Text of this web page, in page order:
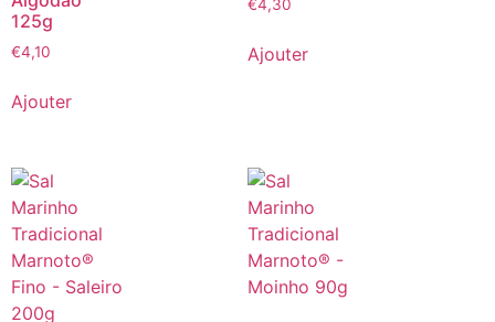
125g
€4,10
Ajouter
€4,30
Ajouter